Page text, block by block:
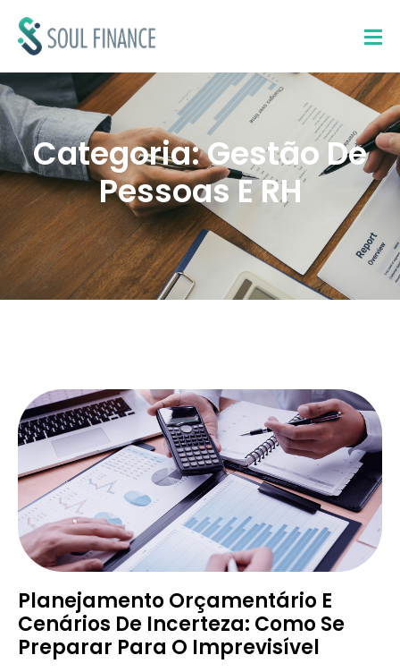
Categoria: Gestão De
Pessoas E RH
Planejamento Orçamentário E
Cenários De Incerteza: Como Se
Preparar Para O Imprevisível